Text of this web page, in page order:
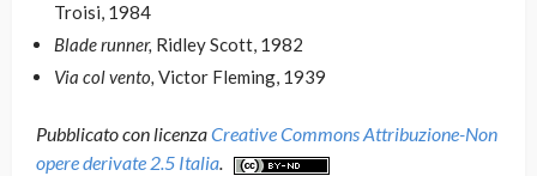
Troisi, 1984
Blade runner, Ridley Scott, 1982
Via col vento, Victor Fleming, 1939
Pubblicato con licenzaCreative Commons Attribuzione-Non
opere derivate 2.5 Italia.